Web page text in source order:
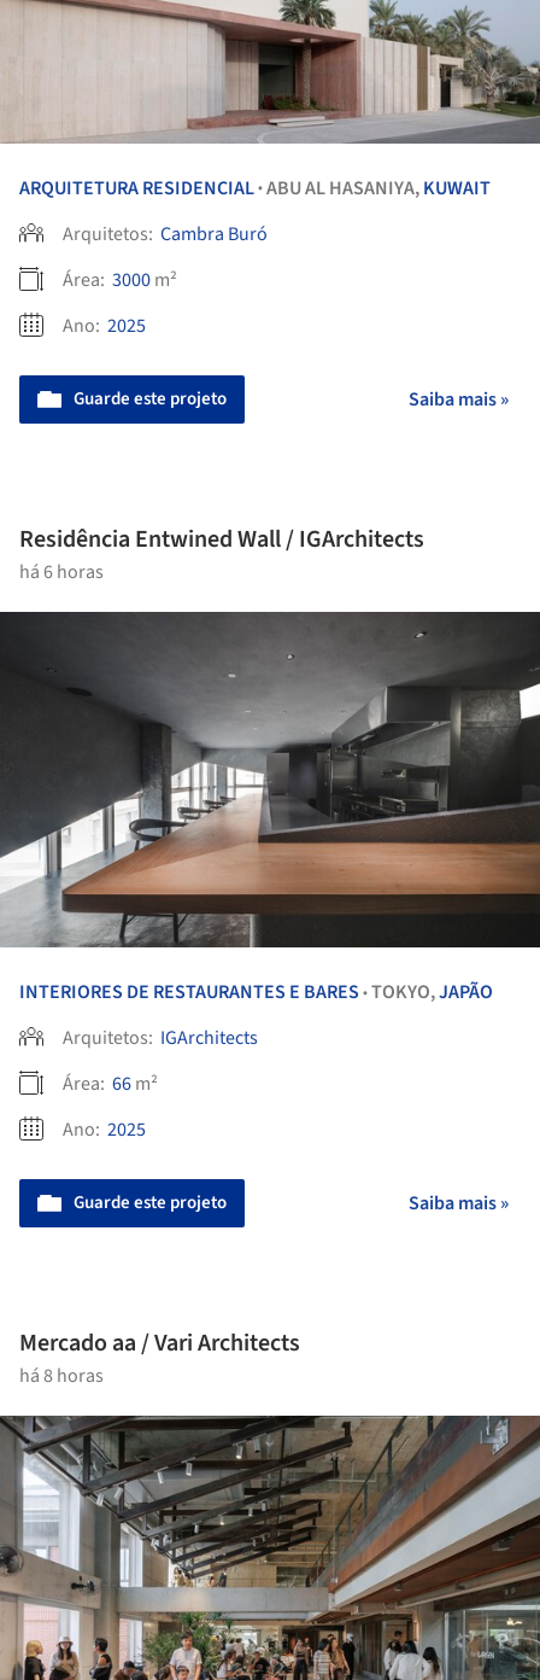
ARQUITETURA RESIDENCIAL•ABU AL HASANIYA,KUWAIT
Arquitetos: Cambra Buró
Área: 3000m²
Ano: 2025
Guarde este projeto Saiba mais »
Residência Entwined Wall / IGArchitects
há 6 horas
INTERIORES DE RESTAURANTES E BARES •TOKYO,JAPÃO
Arquitetos: IGArchitects
Área: 66m²
Ano: 2025
Guarde este projeto Saiba mais »
Mercado aa / Vari Architects
há 8 horas